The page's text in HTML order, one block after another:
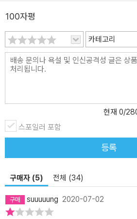
인문고전 독서 노하우를, 6장은 인류 역사
문고전 독서법을 담고 있다. 권말 부록으
문고전 독서교육 가이드와 단계별 추천도
독서 가이드와 단계별 추천도서, 대표적인
해 실었다. 이번 개정판에서는 초심자에서
가문과 나라의 운명을 바꾸는 인문고전 독서 1장에서 저자는 역사
초강대국에겐 뭔가 특별한 비결이 있다고
사랑하고, 최고의 철학·변론 교육을 시행했
만 추구한 국가로 알려진 것은 자신들의 비
기기 위해 싸움의 이미지를 타국인에게 각
계대전 이후 국가적으로 주도·실시한 일본
없이 뒤처짐을 강조하면서 일본의 진정한
전을 치열하게 읽고 문화선진국이 되어야
100자평
카테고리
현재 0/
스포일러 포함
등록
구매자 (5) 전체 (34)
suuuuung 2020-07-02